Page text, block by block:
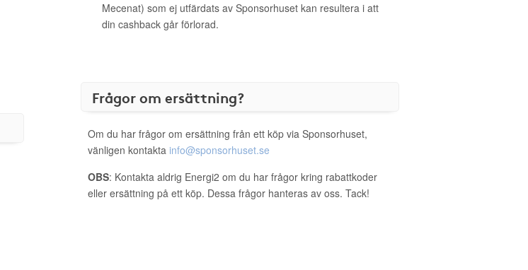
Mecenat) som ej utfärdats av Sponsorhuset kan resultera i att
din cashback går förlorad.
Frågor om ersättning?
Om du har frågor om ersättning från ett köp via Sponsorhuset,
vänligen kontakta info@sponsorhuset.se
OBS: Kontakta aldrig Energi2 om du har frågor kring rabattkoder
eller ersättning på ett köp. Dessa frågor hanteras av oss. Tack!